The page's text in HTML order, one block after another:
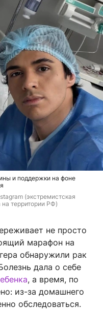
и поддержки на фоне
(экстремистская
территории РФ)
не просто
марафон на
обнаружили рак
дала о себе
, а время, по
из-за домашнего
обследоваться.